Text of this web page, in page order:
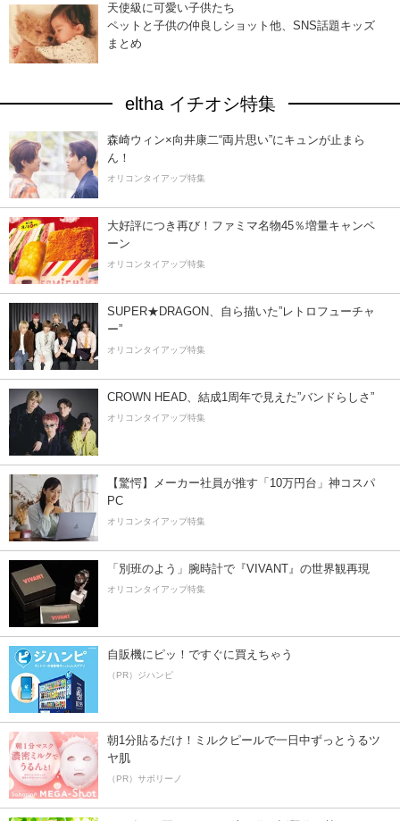
天使級に可愛い子供たち
ペットと子供の仲良しショット他、SNS話題キッズ
まとめ
eltha イチオシ特集
森崎ウィン×向井康二“両片思い”にキュンが止まら
ん！
オリコンタイアップ特集
大好評につき再び！ファミマ名物45％増量キャンペ
ーン
オリコンタイアップ特集
SUPER★DRAGON、自ら描いた”レトロフューチャ
ー”
オリコンタイアップ特集
CROWN HEAD、結成1周年で見えた”バンドらしさ”
オリコンタイアップ特集
【驚愕】メーカー社員が推す「10万円台」神コスパ
PC
オリコンタイアップ特集
「別班のよう」腕時計で『VIVANT』の世界観再現
オリコンタイアップ特集
自販機にピッ！ですぐに買えちゃう
（PR）ジハンピ
朝1分貼るだけ！ミルクピールで一日中ずっとうるツ
ヤ肌
（PR）サボリーノ